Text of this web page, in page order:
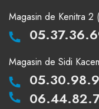
Magasin de Kenitra 2
Magasin de Sidi